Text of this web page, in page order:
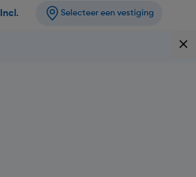
Incl. Selecteer een vestiging